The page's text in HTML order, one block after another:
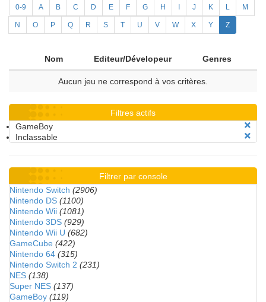
0-9 A B C D E F G H J K L M
N O P Q R S T U V W X Y Z
Nom Editeur/Dévelopeur Genres
Aucun jeu ne correspond à vos critères.
Filtres actifs
GameBoy
Inclassable
Filtrer par console
Nintendo Switch (2906)
Nintendo DS (1100)
Nintendo Wii (1081)
Nintendo 3DS (929)
Nintendo Wii U (682)
GameCube (422)
Nintendo 64 (315)
Nintendo Switch 2 (231)
NES (138)
Super NES (137)
GameBoy (119)